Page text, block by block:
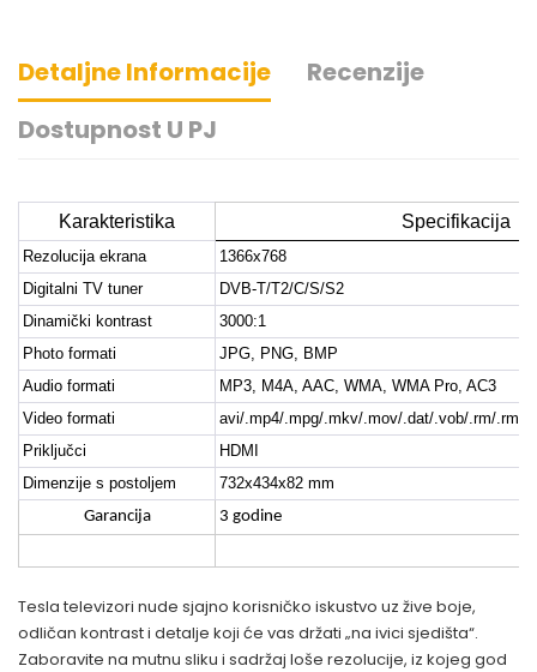
Detaljne Informacije
Recenzije
Dostupnost U PJ
Karakteristika Specifikacija
Rezolucija ekrana
1366x768
Digitalni TV tuner
DVB-T/T2/C/S/S2
Dinamički kontrast
3000:1
Photo formati
JPG, PNG, BMP
Audio formati
MP3, M4A, AAC, WMA, WMA Pro, AC3
Video formati
avi/.mp4/.mpg/.mkv/.mov/.dat/.vob/.rm/
Priključci
HDMI
Dimenzije s postoljem
732x434x82 mm
Garancija
3 godine
Tesla televizori nude sjajno korisničko iskustvo uz žive boje,
odličan kontrast i detalje koji će vas držati „na ivici sjedišta“.
Zaboravite na mutnu sliku i sadržaj loše rezolucije, iz kojeg god